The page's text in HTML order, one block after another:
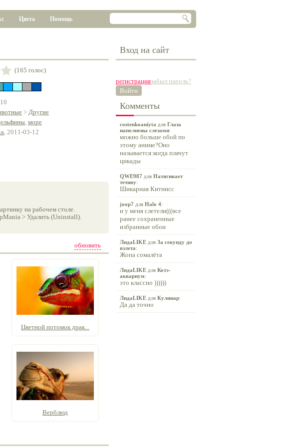
Цвета Помощь
(165 голос)
> Другие
, море
, 2011-03-12
на рабочем столе.
> Удалить (Uninstall).
обновить
Цветной потомок драк...
Верблюд
Вход на сайт
регистрациязабыл пароль?
Войти
Комменты
costenkoaniyta для Глаза
наполнены слезами:
можно больше обой по
этому аниме?Оно
называется:когда плачут
цикады
QWE987 для Натягивает
тетиву:
Шикарная Китнисс
joop7 для Halo 4:
и у меня слетели(((все
ранее сохраненные
избранные обои
ЛидаLIKE для За секунду до
взлета:
Жопа сомалёта
ЛидаLIKE для Котэ-
аквариум:
это классно ))))))
ЛидаLIKE для Кулинар:
Да да точно